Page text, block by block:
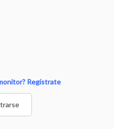
Regístrate